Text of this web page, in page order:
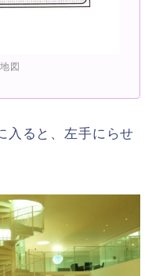
図
入ると、左手にらせ